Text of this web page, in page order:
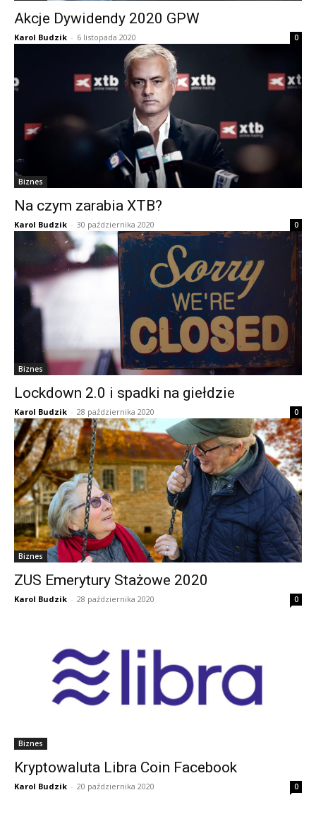
Akcje Dywidendy 2020 GPW
Karol Budzik - 6 listopada 2020 0
Biznes
Na czym zarabia XTB?
Karol Budzik - 30 października 2020 0
Biznes
Lockdown 2.0 i spadki na giełdzie
Karol Budzik - 28 października 2020 0
Biznes
ZUS Emerytury Stażowe 2020
Karol Budzik - 28 października 2020 0
Biznes
Kryptowaluta Libra Coin Facebook
Karol Budzik - 20 października 2020 0